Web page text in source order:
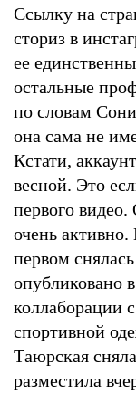
Ссылку на
сториз в
ее
остальные
по словам
она сама не
Кстати,
весной. Это
первого видео.
очень активно.
первом снялась
опубликовано
коллаборации
спортивной
Таюрская
разместила